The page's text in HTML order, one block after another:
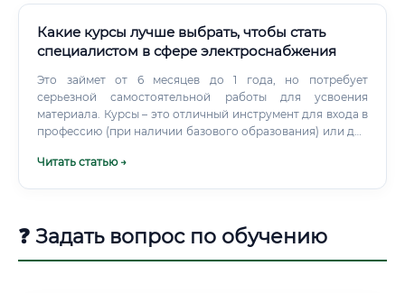
Какие курсы лучше выбрать, чтобы стать
специалистом в сфере электроснабжения
Это займет от 6 месяцев до 1 года, но потребует
серьезной самостоятельной работы для усвоения
материала. Курсы – это отличный инструмент для входа в
профессию (при наличии базового образования) или для
Читать статью →
❓ Задать вопрос по обучению